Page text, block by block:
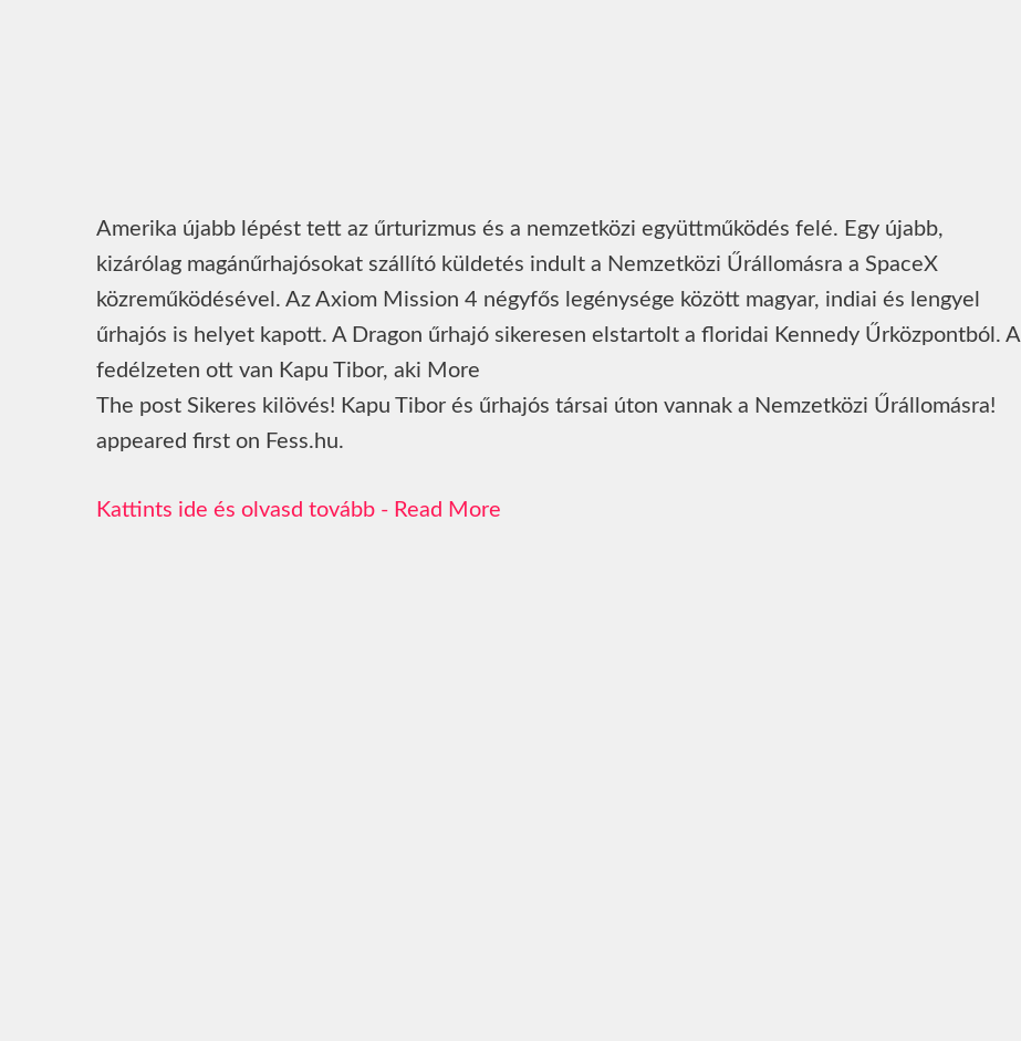
Amerika újabb lépést tett az űrturizmus és a nemzetközi együttműködés felé. Egy újabb,
kizárólag magánűrhajósokat szállító küldetés indult a Nemzetközi Űrállomásra a SpaceX
közreműködésével. Az Axiom Mission 4 négyfős legénysége között magyar, indiai és lengyel
űrhajós is helyet kapott. A Dragon űrhajó sikeresen elstartolt a floridai Kennedy Űrközpontból. A
fedélzeten ott van Kapu Tibor, aki More
The post Sikeres kilövés! Kapu Tibor és űrhajós társai úton vannak a Nemzetközi Űrállomásra!
appeared first on Fess.hu.
Read More